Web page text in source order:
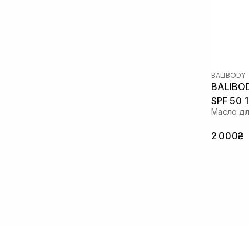
BALIBODY
SPF 50
Масло
2 000₴